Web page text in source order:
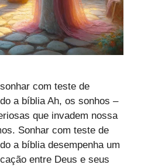
com teste de
a bíblia Ah, os sonhos –
que invadem nossa
Sonhar com teste de
a bíblia desempenha um
entre Deus e seus